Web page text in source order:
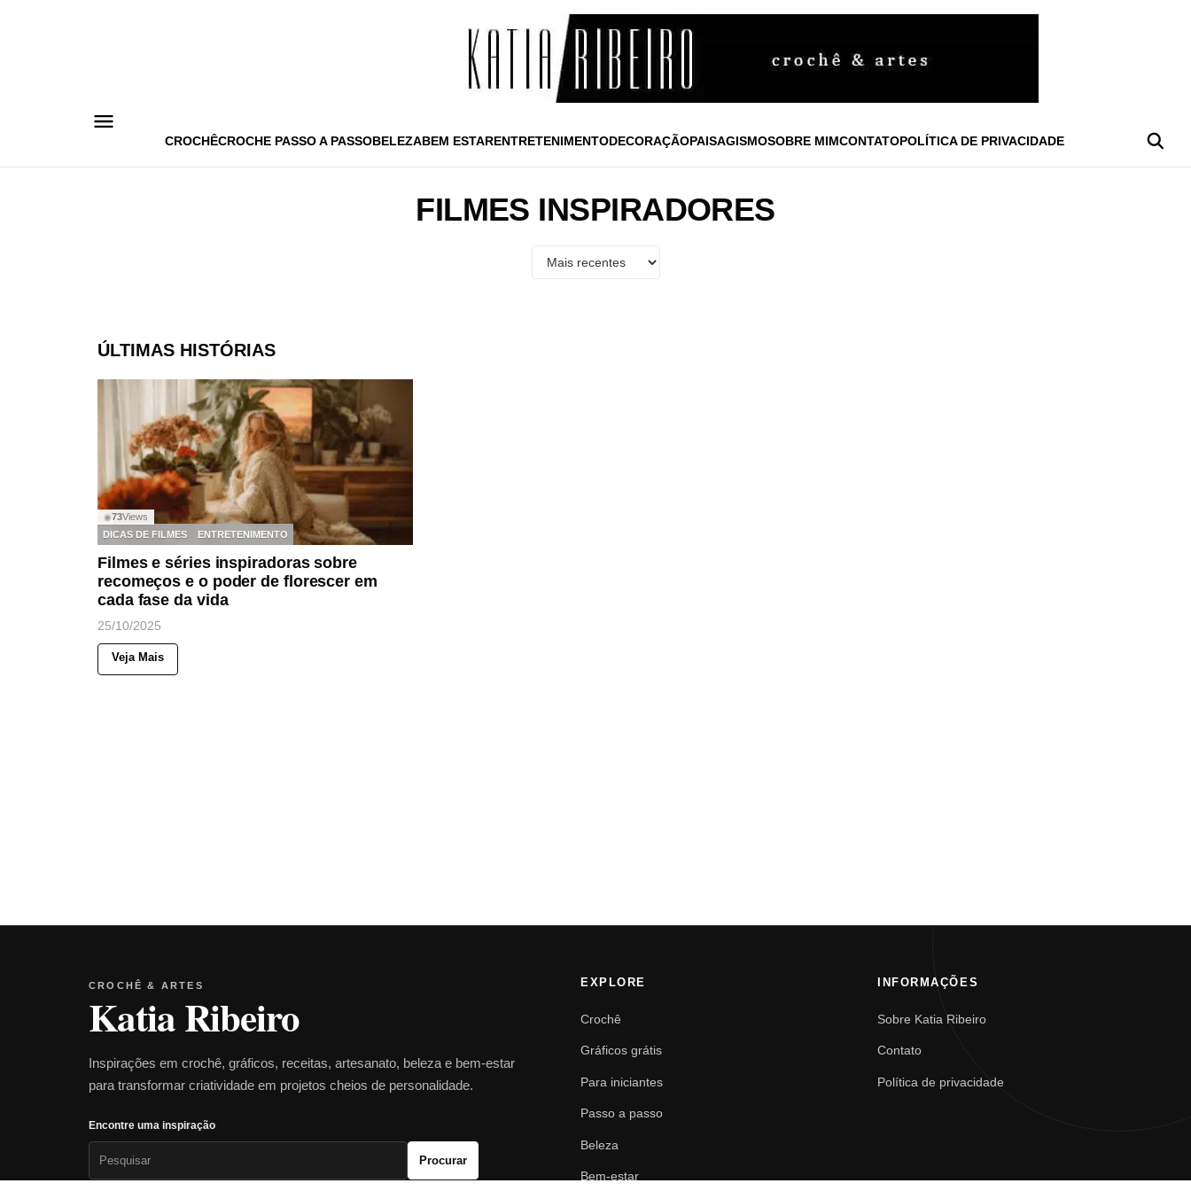
CROCHÊCROCHE PASSO A PASSOBELEZABEM ESTARENTRETENIMENTODECORAÇÃOPAISAGISMOSOBRE MIMCONTATOPOLÍTICA DE PRIVACIDADE
FILMES INSPIRADORES
ÚLTIMAS HISTÓRIAS
◉73Views
DICAS DE FILMES
ENTRETENIMENTO
Filmes e séries inspiradoras sobre
recomeços e o poder de florescer em
cada fase da vida
25/10/2025
Veja Mais
CROCHÊ & ARTES
Katia Ribeiro
Inspirações em crochê, gráficos, receitas, artesanato, beleza e bem-estar
para transformar criatividade em projetos cheios de personalidade.
Encontre uma inspiração
Procurar
EXPLORE
Crochê
Gráficos grátis
Para iniciantes
Passo a passo
Beleza
Bem-estar
INFORMAÇÕES
Sobre Katia Ribeiro
Contato
Política de privacidade